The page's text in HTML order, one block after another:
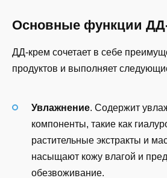
Основные функции
ДД-крем сочетает в себе
продуктов и выполняет
Увлажнение. Содержит
компоненты, такие как
растительные экстракты и
насыщают кожу влагой и
обезвоживание.